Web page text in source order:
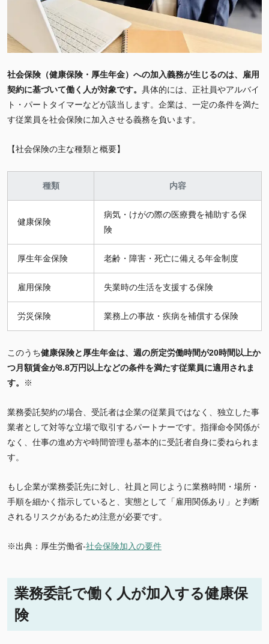
社会保険（健康保険・厚生年金）への加入義務が生じるのは、雇用
契約に基づいて働く人が対象です。 具体的には、正社員やアルバイ
ト・パートタイマーなどが該当します。企業は、一定の条件を満た
す従業員を社会保険に加入させる義務を負います。
【社会保険の主な種類と概要】
種類 内容
健康保険
病気・けがの際の医療費を補助する保
険
厚生年金保険 老齢・障害・死亡に備える年金制度
雇用保険 失業時の生活を支援する保険
労災保険 業務上の事故・疾病を補償する保険
このうち健康保険と厚生年金は、週の所定労働時間が20時間以上か
つ月額賃金が8.8万円以上などの条件を満たす従業員に適用されま
す。
※
業務委託契約の場合、受託者は企業の従業員ではなく、独立した事
業者として対等な立場で取引するパートナーです。指揮命令関係が
なく、仕事の進め方や時間管理も基本的に受託者自身に委ねられま
す。
もし企業が業務委託先に対し、社員と同じように業務時間・場所・
手順を細かく指示していると、実態として「雇用関係あり」と判断
されるリスクがあるため注意が必要です。
※出典：厚生労働省-社会保険加入の要件
業務委託で働く人が加入する健康保
険